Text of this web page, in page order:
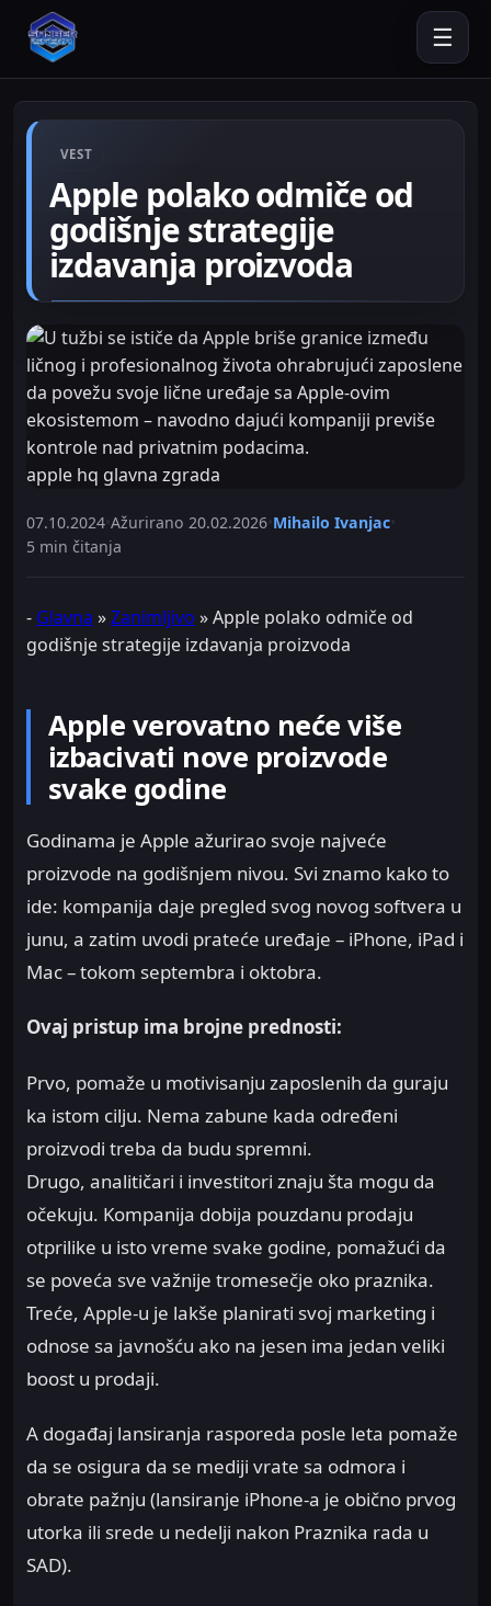
☰
VEST
Apple polako odmiče od
godišnje strategije
izdavanja proizvoda
apple hq glavna zgrada
07.10.2024 Ažurirano 20.02.2026 Mihailo Ivanjac
5 min čitanja
- Glavna »Zanimljivo »Apple polako odmiče od
godišnje strategije izdavanja proizvoda
Apple verovatno neće više
izbacivati nove proizvode
svake godine
Godinama je Apple ažurirao svoje najveće
proizvode na godišnjem nivou. Svi znamo kako to
ide: kompanija daje pregled svog novog softvera u
junu, a zatim uvodi prateće uređaje – iPhone, iPad i
Mac – tokom septembra i oktobra.
Ovaj pristup ima brojne prednosti:
Prvo, pomaže u motivisanju zaposlenih da guraju
ka istom cilju. Nema zabune kada određeni
proizvodi treba da budu spremni.
Drugo, analitičari i investitori znaju šta mogu da
očekuju. Kompanija dobija pouzdanu prodaju
otprilike u isto vreme svake godine, pomažući da
se poveća sve važnije tromesečje oko praznika.
Treće, Apple-u je lakše planirati svoj marketing i
odnose sa javnošću ako na jesen ima jedan veliki
boost u prodaji.
A događaj lansiranja rasporeda posle leta pomaže
da se osigura da se mediji vrate sa odmora i
obrate pažnju (lansiranje iPhone-a je obično prvog
utorka ili srede u nedelji nakon Praznika rada u
SAD).